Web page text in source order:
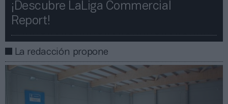
¡Descubre LaLiga Commercial
Report!​​
La redacción propone